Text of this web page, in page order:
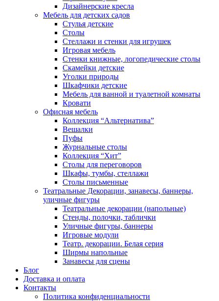
Дизайнерские кресла
Мебель для детских садов
Стулья детские
Столы
Стеллажи и стенки для игрушек
Игровая мебель
Стенки книжные, логопедические столы
Скамейки детские
Уголки природы
Шкафчики детские
Мебель для ванной и туалетной комнаты
Кровати
Офисная мебель
Коллекция “Альтернатива”
Вешалки
Пуфы
Журнальные столы
Коллекция “Хит”
Столы для переговоров
Шкафы, тумбы, стеллажи
Столы письменные
Театральные Декорации, занавесы, баннеры,
уличные фигуры
Театральные декорации (напольные)
Стенды, полочки, таблички
Уличные фигуры, баннеры
Игровые модули
Театр. декорации. Белая серия
Ширмы напольные
Занавесы для сцены
Блог
Доставка и оплата
Контакты
Политика конфиденциальности